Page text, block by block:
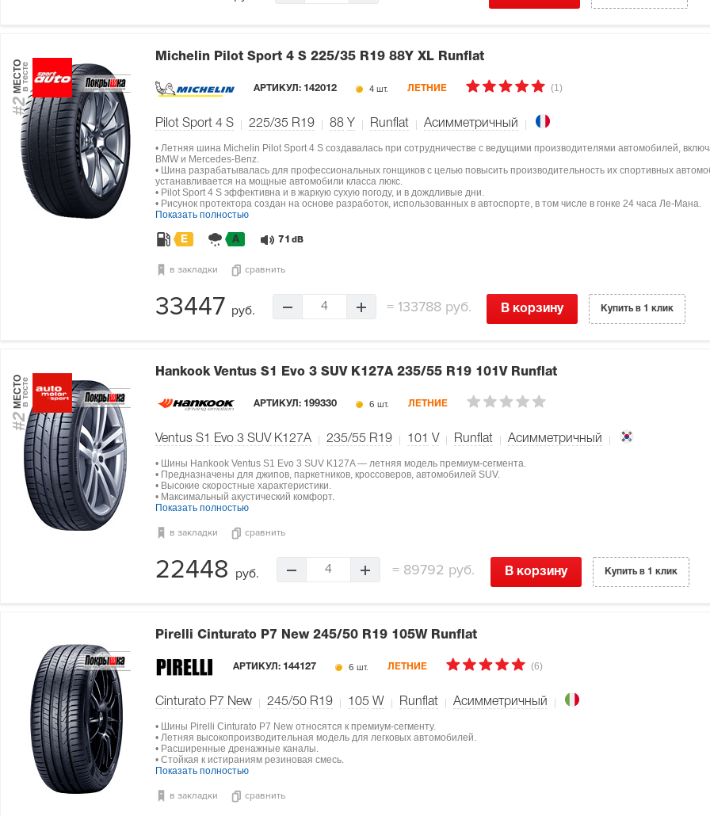
#2
МЕСТОв тесте
Michelin Pilot Sport 4 S 225/35 R19 88Y XL Runflat
АРТИКУЛ: 142012 4 шт. ЛЕТНИЕ (1)
Pilot Sport 4 S 225/35 R19 88 Y Runflat Асимметричный
• Летняя шина Michelin Pilot Sport 4 S создавалась при сотрудничестве с ведущими производителями автомобилей,
BMW и Mercedes-Benz.
• Шина разрабатывалась для профессиональных гонщиков с целью повысить производительность их спортивных
устанавливается на мощные автомобили класса люкс.
• Pilot Sport 4 S эффективна и в жаркую сухую погоду, и в дождливые дни.
• Рисунок протектора создан на основе разработок, использованных в автоспорте, в том числе в гонке 24 часа Ле-Мана.
Показать полностью
E A 71 dB
в закладки сравнить
33447 руб. 4 = 133788 руб. В корзину Купить в 1 клик
#2
МЕСТОв тесте
Hankook Ventus S1 Evo 3 SUV K127A 235/55 R19 101V Runflat
АРТИКУЛ: 199330 6 шт. ЛЕТНИЕ
Ventus S1 Evo 3 SUV K127A 235/55 R19 101 V Runflat Асимметричный
• Шины Hankook Ventus S1 Evo 3 SUV K127A — летняя модель премиум-сегмента.
• Предназначены для джипов, паркетников, кроссоверов, автомобилей SUV.
• Высокие скоростные характеристики.
• Максимальный акустический комфорт.
Показать полностью
в закладки сравнить
22448 руб. 4 =89792 руб. В корзину Купить в 1 клик
Pirelli Cinturato P7 New 245/50 R19 105W Runflat
АРТИКУЛ: 144127 6 шт. ЛЕТНИЕ (6)
Cinturato P7 New 245/50 R19 105 W Runflat Асимметричный
• Шины Pirelli Cinturato P7 New относятся к премиум-сегменту.
• Летняя высокопроизводительная модель для легковых автомобилей.
• Расширенные дренажные каналы.
• Стойкая к истираниям резиновая смесь.
Показать полностью
в закладки сравнить